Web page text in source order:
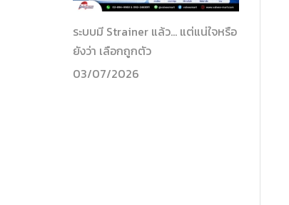
ระบบมี Strainer แล้ว… แต่แน่ใจหรือ
ยังว่า เลือกถูกตัว
03/07/2026